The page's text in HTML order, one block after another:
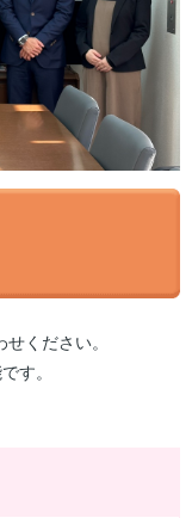
ください。
す。